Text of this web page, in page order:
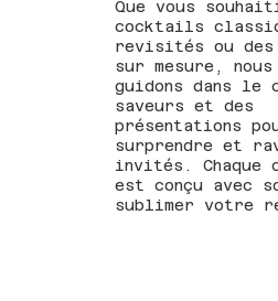
Que vous
cocktails
revisités ou des
sur mesure, nous
guidons dans le
saveurs et des
présentations
surprendre et
invités. Chaque
est conçu avec
sublimer votre